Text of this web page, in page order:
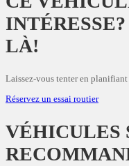
LÀ!
Laissez-vous tenter en planifiant
Réservez un essai routier
VÉHICULES